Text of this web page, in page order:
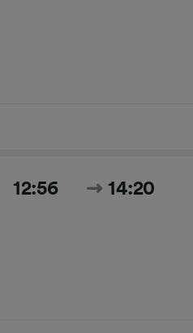
12:56 14:20